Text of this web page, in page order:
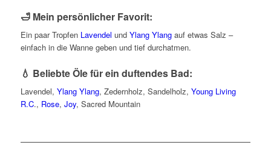
🛁 Mein persönlicher Favorit:
Ein paar Tropfen Lavendel und Ylang Ylangauf etwas Salz –
einfach in die Wanne geben und tief durchatmen.
💧 Beliebte Öle für ein duftendes Bad:
Lavendel, Ylang Ylang, Zedernholz, Sandelholz, Young Living
R.C., Rose, Joy, Sacred Mountain